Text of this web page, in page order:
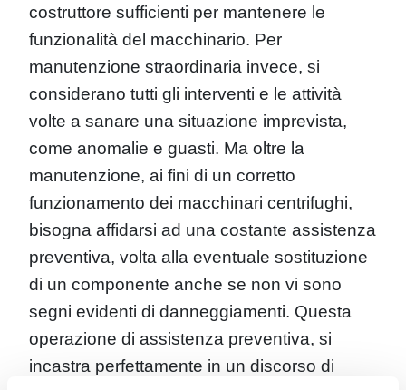
costruttore sufficienti per mantenere le
funzionalità del macchinario. Per
manutenzione straordinaria invece, si
considerano tutti gli interventi e le attività
volte a sanare una situazione imprevista,
come anomalie e guasti. Ma oltre la
manutenzione, ai fini di un corretto
funzionamento dei macchinari centrifughi,
bisogna affidarsi ad una costante assistenza
preventiva, volta alla eventuale sostituzione
di un componente anche se non vi sono
segni evidenti di danneggiamenti. Questa
operazione di assistenza preventiva, si
incastra perfettamente in un discorso di